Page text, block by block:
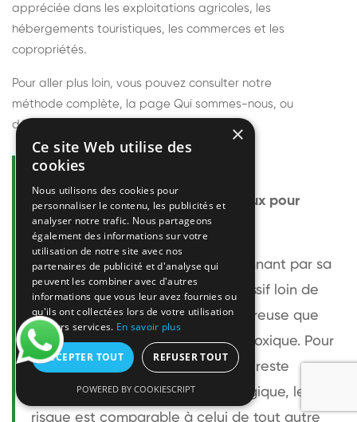
appréciée dans les exploitations agricoles, les
hébergements touristiques, les commerces et les
copropriétés.
Pour aller plus loin, vous pouvez consulter notre
méthode complète, la page Qui sommes-nous, ou
découvrir
Questions fréquentes
Le frelon européen est-il dangereux pour
l'homme ?
Le frelon européen est impressionnant par sa
taille mais relativement peu agressif loin de
son nid. Sa piqûre est plus douloureuse que
celle d'une guêpe sans être plus toxique. Pour
une personne non allergique, elle reste
bénigne. Pour une personne allergique, le
risque est comparable à celui de tout autre
×
Ce site Web utilise des
cookies
Nous utilisons des cookies pour
personnaliser le contenu, les publicités et
analyser notre trafic. Nous partageons
également des informations sur votre
utilisation de notre site avec nos
partenaires de publicité et d'analyse qui
peuvent les combiner avec d'autres
informations que vous leur avez fournies ou
qu'ils ont collectées lors de votre utilisation
de leurs services. En savoir plus
ACCEPTER TOUT REFUSER TOUT
POWERED BY COOKIESCRIPT